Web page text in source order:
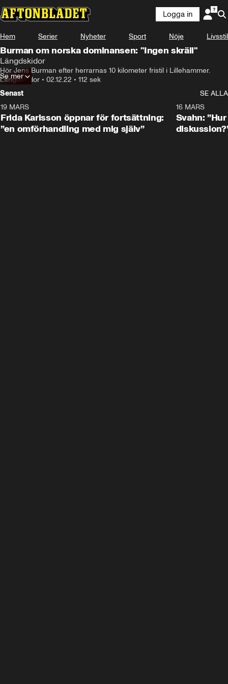
Logga in
Hem Serier Nyheter Sport Nöje Livsstil
Burman om norska dominansen: "Ingen skräll"
Längdskidor
Hör Jens Burman efter herrarnas 10 kilometer fristil i Lillehammer.
Längdskidor • 02.12.22 • 112 sek
Se mer
Senast
SE ALLA
19 MARS
Frida Karlsson öppnar för fortsättning:
”en omförhandling med mig själv”
16 MARS
Svahn: